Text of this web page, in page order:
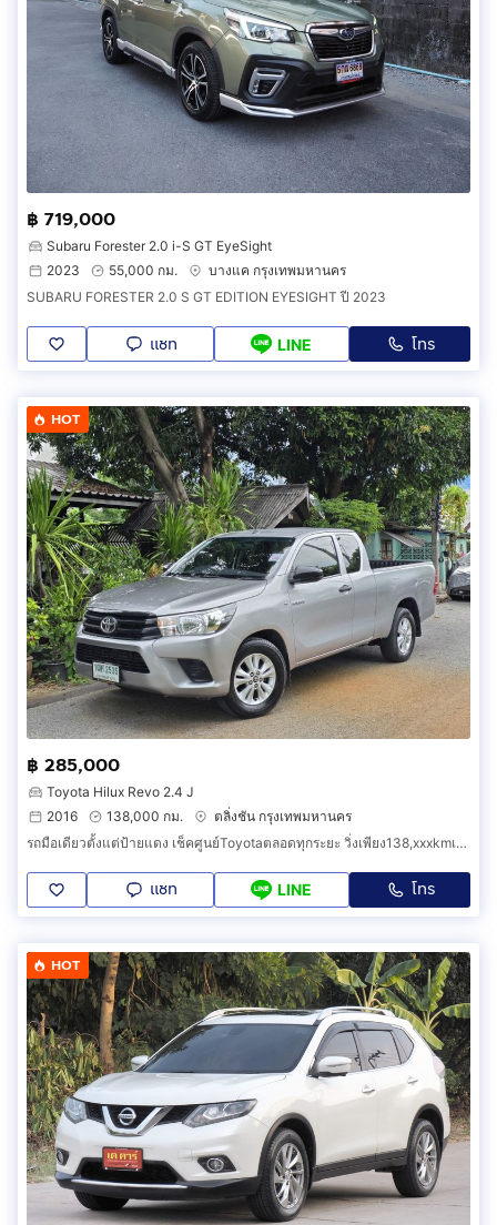
฿ 719,000
Subaru Forester 2.0 i-S GT EyeSight
2023
55,000 กม.
บางแค กรุงเทพมหานคร
SUBARU FORESTER 2.0 S GT EDITION EYESIGHT ปี 2023
แชท LINE โทร
HOT
฿ 285,000
Toyota Hilux Revo 2.4 J
2016
138,000 กม.
ตลิ่งชัน กรุงเทพมหานคร
รถมือเดียวตั้งแต่ป้ายแดง เช็คศูนย์Toyotaตลอดทุกระยะ วิ่งเพียง138,xxxkmเท่านั้น
แชท LINE โทร
HOT